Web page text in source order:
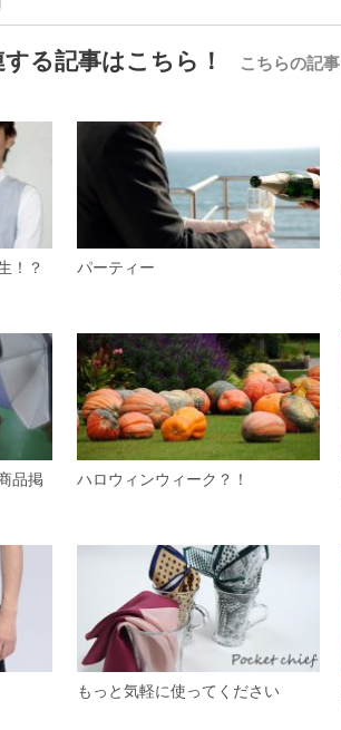
る記事はこちら！ こちらの記
！？ パーティー
品掲
ハロウィンウィーク？！
もっと気軽に使ってください